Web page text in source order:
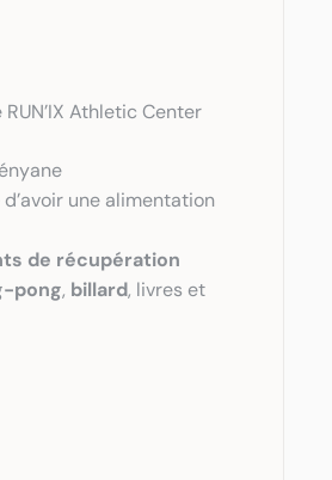
Athletic Center
une alimentation
de récupération
pong, billard, livres et